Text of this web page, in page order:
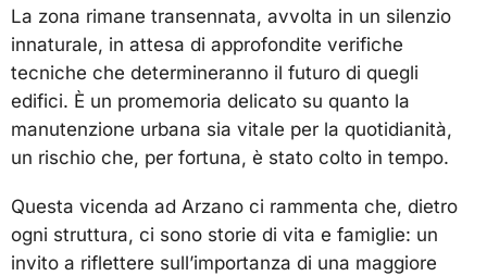
La zona rimane transennata, avvolta in un silenzio
innaturale, in attesa di approfondite verifiche
tecniche che determineranno il futuro di quegli
edifici. È un promemoria delicato su quanto la
manutenzione urbana sia vitale per la quotidianità,
un rischio che, per fortuna, è stato colto in tempo.
Questa vicenda ad Arzano ci rammenta che, dietro
ogni struttura, ci sono storie di vita e famiglie: un
invito a riflettere sull’importanza di una maggiore